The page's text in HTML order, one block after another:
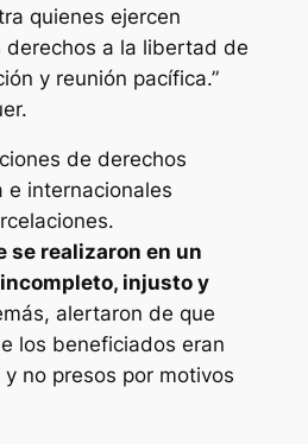
quienes ejercen
derechos a la libertad de
y reunión pacífica.”
de derechos
e internacionales
se realizaron en un
injusto y
alertaron de que
los beneficiados eran
no presos por motivos